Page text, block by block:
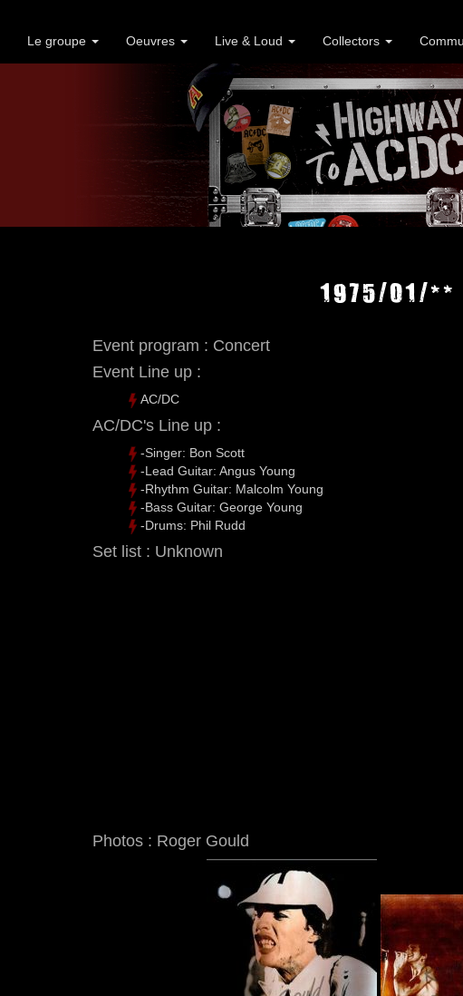
Le groupe Oeuvres Live & Loud Collectors
1975/01/**
Event program : Concert
Event Line up :
AC/DC
AC/DC's Line up :
-Singer: Bon Scott
-Lead Guitar: Angus Young
-Rhythm Guitar: Malcolm Young
-Bass Guitar: George Young
-Drums: Phil Rudd
Set list : Unknown
Photos : Roger Gould